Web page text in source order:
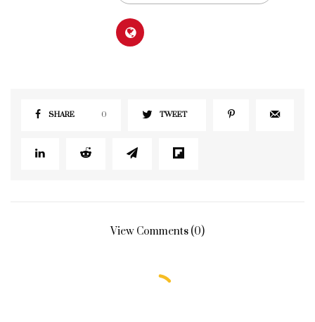
SHARE 0 TWEET
View Comments (0)